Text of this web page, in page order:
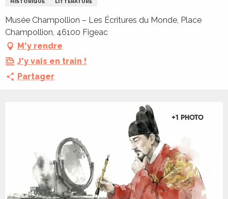
HISTORIQUE
LITTÉRATURE
Musée Champollion – Les Écritures du Monde, Place
Champollion, 46100 Figeac
M'y rendre
J'y vais en train !
Partager
+1 PHOTO